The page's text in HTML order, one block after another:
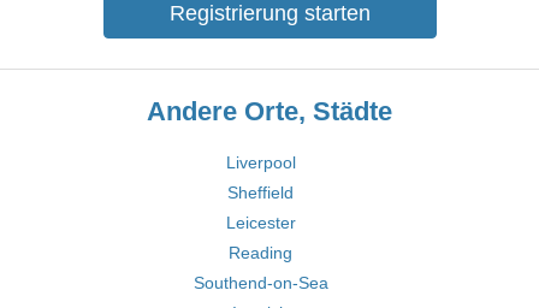
Registrierung starten
Andere Orte, Städte
Liverpool
Sheffield
Leicester
Reading
Southend-on-Sea